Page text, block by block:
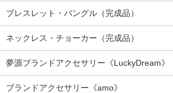
ブレスレット・バングル（完成品）
ネックレス・チョーカー（完成品）
夢源ブランドアクセサリー《LuckyDream》
ブランドアクセサリー《amo》